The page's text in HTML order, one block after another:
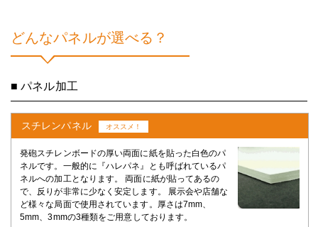
どんなパネルが選べる？
■ パネル加工
スチレンパネル オススメ！
発砲スチレンボードの厚い両面に紙を貼った白色のパ
ネルです。一般的に『ハレパネ』とも呼ばれているパ
ネルへの加工となります。 両面に紙が貼ってあるの
で、反りが非常に少なく安定します。 展示会や店舗な
ど様々な局面で使用されています。厚さは7mm、
5mm、3mmの3種類をご用意しております。